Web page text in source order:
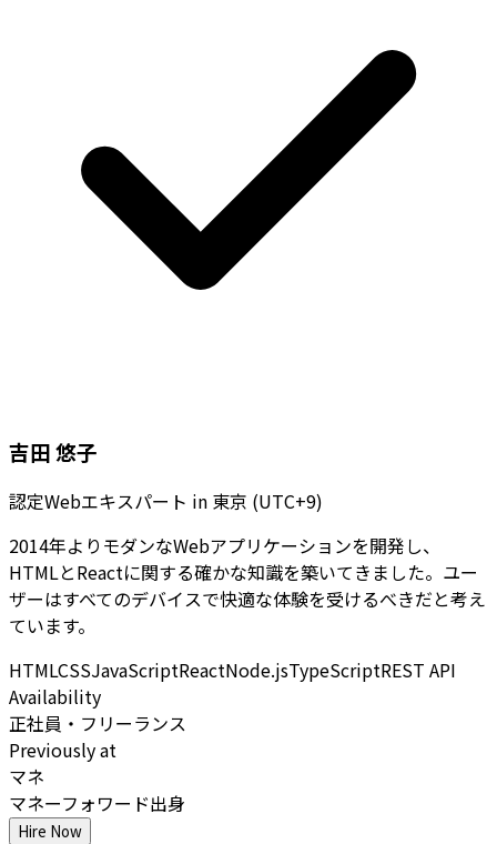
吉田 悠子
認定Webエキスパート in 東京 (UTC+9)
2014年よりモダンなWebアプリケーションを開発し、
HTMLとReactに関する確かな知識を築いてきました。ユー
ザーはすべてのデバイスで快適な体験を受けるべきだと考え
ています。
HTMLCSSJavaScriptReactNode.jsTypeScriptREST API
Availability
正社員・フリーランス
Previously at
マネ
マネーフォワード出身
Hire Now